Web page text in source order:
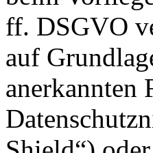
ff. DSGVO
auf
anerkannten